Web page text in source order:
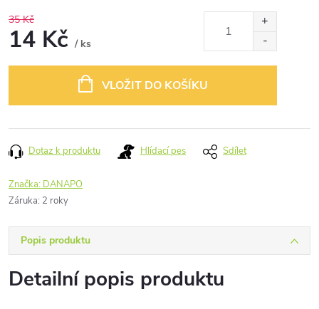
35 Kč
14 Kč / ks
VLOŽIT DO KOŠÍKU
Dotaz k produktu Hlídací pes Sdílet
Značka: DANAPO
Záruka: 2 roky
Popis produktu
Detailní popis produktu